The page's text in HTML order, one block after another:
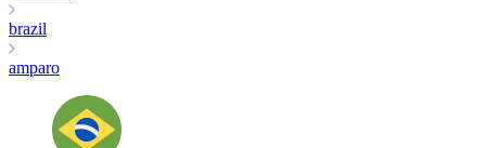
brazil
amparo